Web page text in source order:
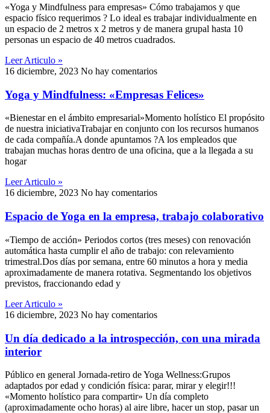
«Yoga y Mindfulness para empresas» Cómo trabajamos y que
espacio físico requerimos ? Lo ideal es trabajar individualmente en
un espacio de 2 metros x 2 metros y de manera grupal hasta 10
personas un espacio de 40 metros cuadrados.
Leer Articulo »
16 diciembre, 2023 No hay comentarios
Yoga y Mindfulness: «Empresas Felices»
«Bienestar en el ámbito empresarial»Momento holístico El propósito
de nuestra iniciativaTrabajar en conjunto con los recursos humanos
de cada compañía.A donde apuntamos ?A los empleados que
trabajan muchas horas dentro de una oficina, que a la llegada a su
hogar
Leer Articulo »
16 diciembre, 2023 No hay comentarios
Espacio de Yoga en la empresa, trabajo colaborativo
«Tiempo de acción» Periodos cortos (tres meses) con renovación
automática hasta cumplir el año de trabajo: con relevamiento
trimestral.Dos días por semana, entre 60 minutos a hora y media
aproximadamente de manera rotativa. Segmentando los objetivos
previstos, fraccionando edad y
Leer Articulo »
16 diciembre, 2023 No hay comentarios
Un día dedicado a la introspección, con una mirada
interior
Público en general Jornada-retiro de Yoga Wellness:Grupos
adaptados por edad y condición física: parar, mirar y elegir!!!
«Momento holístico para compartir» Un día completo
(aproximadamente ocho horas) al aire libre, hacer un stop, pasar un